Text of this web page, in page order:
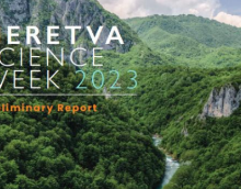
Studien
Fotos
Videos
Aktuell